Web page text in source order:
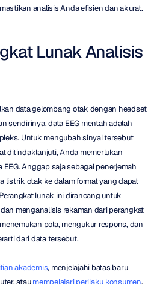
analisis Anda efisien dan akurat.
Lunak Analisis
data gelombang otak dengan headset
sendirinya, data EEG mentah adalah
Untuk mengubah sinyal tersebut
ditindaklanjuti, Anda memerlukan
Anggap saja sebagai penerjemah
listrik otak ke dalam format yang dapat
lunak ini dirancang untuk
menganalisis rekaman dari perangkat
pola, mengukur respons, dan
dari data tersebut.
akademis, menjelajahi batas baru
atau mempelajari perilaku konsumen,